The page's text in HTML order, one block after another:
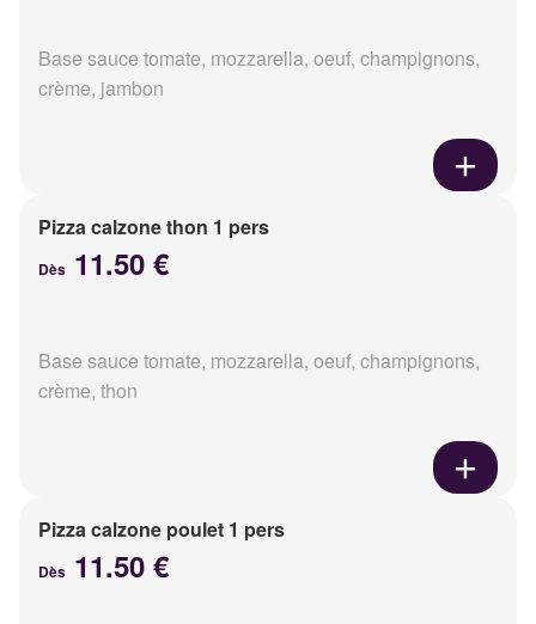
Base sauce tomate, mozzarella, oeuf, champignons,
crème, jambon
Pizza calzone thon 1 pers
Dès 11.50 €
Base sauce tomate, mozzarella, oeuf, champignons,
crème, thon
Pizza calzone poulet 1 pers
Dès 11.50 €